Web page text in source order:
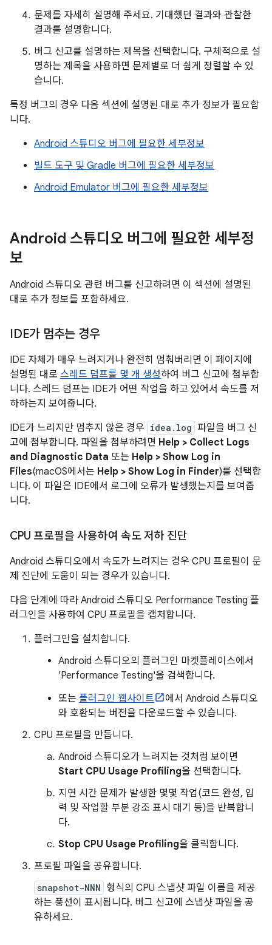
문제를 자세히 설명해 주세요. 기대했던 결과와 관찰한
결과를 설명합니다.
버그 신고를 설명하는 제목을 선택합니다. 구체적으로 설
명하는 제목을 사용하면 문제별로 더 쉽게 정렬할 수 있
습니다.
특정 버그의 경우 다음 섹션에 설명된 대로 추가 정보가 필요합
니다.
Android 스튜디오 버그에 필요한 세부정보
빌드 도구 및 Gradle 버그에 필요한 세부정보
Android Emulator 버그에 필요한 세부정보
Android 스튜디오 버그에 필요한 세부정
보
Android 스튜디오 관련 버그를 신고하려면 이 섹션에 설명된
대로 추가 정보를 포함하세요.
IDE가 멈추는 경우
IDE 자체가 매우 느려지거나 완전히 멈춰버리면 이 페이지에
설명된 대로 스레드 덤프를 몇 개 생성하여 버그 신고에 첨부합
니다. 스레드 덤프는 IDE가 어떤 작업을 하고 있어서 속도를 저
하하는지 보여줍니다.
IDE가 느리지만 멈추지 않은 경우 idea.log 파일을 버그 신
고에 첨부합니다. 파일을 첨부하려면 Help > Collect Logs
and Diagnostic Data 또는 Help > Show Log in
Files(macOS에서는 Help > Show Log in Finder)를 선택합
니다. 이 파일은 IDE에서 로그에 오류가 발생했는지를 보여줍
니다.
CPU 프로필을 사용하여 속도 저하 진단
Android 스튜디오에서 속도가 느려지는 경우 CPU 프로필이 문
제 진단에 도움이 되는 경우가 있습니다.
다음 단계에 따라 Android 스튜디오 Performance Testing 플
러그인을 사용하여 CPU 프로필을 캡처합니다.
플러그인을 설치합니다.
Android 스튜디오의 플러그인 마켓플레이스에서
'Performance Testing'을 검색합니다.
또는 플러그인 웹사이트
에서 Android 스튜디오
와 호환되는 버전을 다운로드할 수 있습니다.
CPU 프로필을 만듭니다.
Android 스튜디오가 느려지는 것처럼 보이면
Start CPU Usage Profiling을 선택합니다.
지연 시간 문제가 발생한 몇몇 작업(코드 완성, 입
력 및 작업할 부분 강조 표시 대기 등)을 반복합니
다.
Stop CPU Usage Profiling을 클릭합니다.
프로필 파일을 공유합니다.
snapshot-NNN 형식의 CPU 스냅샷 파일 이름을 제공
하는 풍선이 표시됩니다. 버그 신고에 스냅샷 파일을 공
유하세요.